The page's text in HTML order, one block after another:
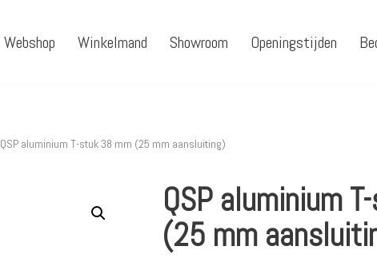
Webshop Winkelmand Showroom Openingstijden
QSP aluminium T-stuk 38 mm (25 mm aansluiting)
QSP aluminium
(25 mm